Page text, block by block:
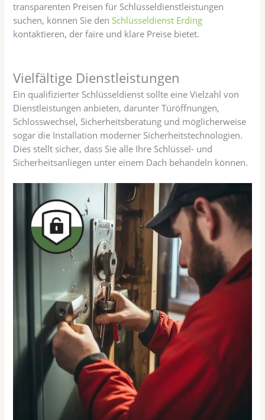
transparenten Preisen für Schlüsseldienstleistungen
suchen, können Sie denSchlüsseldienst Erding
kontaktieren, der faire und klare Preise bietet.
Vielfältige Dienstleistungen
Ein qualifizierter Schlüsseldienst sollte eine Vielzahl von
Dienstleistungen anbieten, darunter Türöffnungen,
Schlosswechsel, Sicherheitsberatung und möglicherweise
sogar die Installation moderner Sicherheitstechnologien.
Dies stellt sicher, dass Sie alle Ihre Schlüssel- und
Sicherheitsanliegen unter einem Dach behandeln können.